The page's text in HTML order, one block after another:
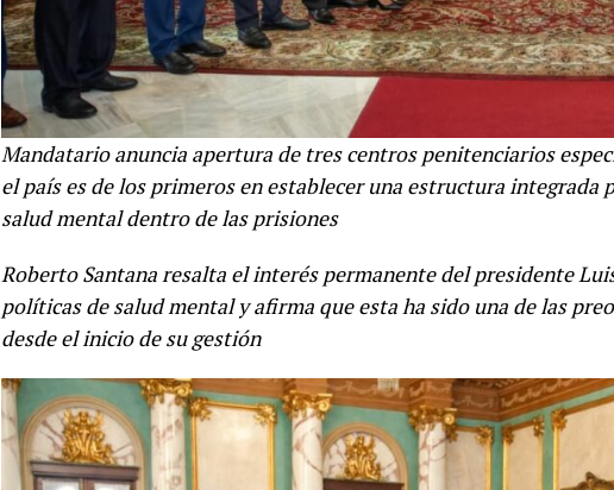
Mandatario anuncia apertura de tres centros penitenciarios
el país es de los primeros en establecer una estructura integrada
salud mental dentro de las prisiones
Roberto Santana resalta el interés permanente del presidente
políticas de salud mental y afirma que esta ha sido una de las
desde el inicio de su gestión